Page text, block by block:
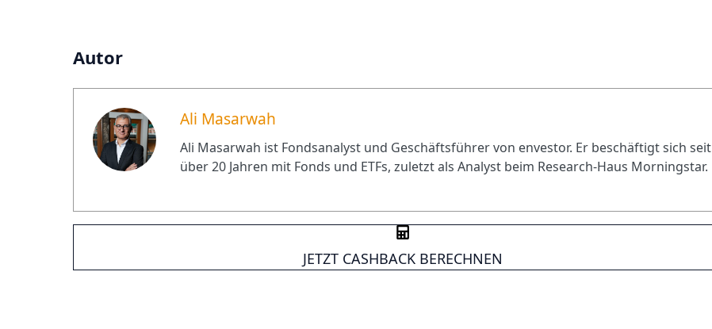
Autor
Ali Masarwah
Ali Masarwah ist Fondsanalyst und Geschäftsführer von envestor. Er beschäftigt sich seit
über 20 Jahren mit Fonds und ETFs, zuletzt als Analyst beim Research-Haus Morningstar.
JETZT CASHBACK BERECHNEN